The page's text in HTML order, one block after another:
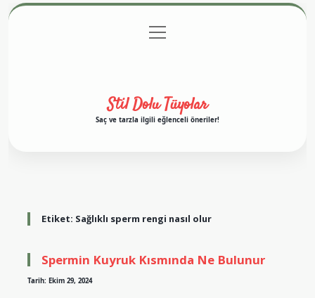
Gizlilik Politikası
menüyü
aç
Stil Dolu Tüyolar
Saç ve tarzla ilgili eğlenceli öneriler!
Etiket: Sağlıklı sperm rengi nasıl olur
Spermin Kuyruk Kısmında Ne Bulunur
Tarih: Ekim 29, 2024